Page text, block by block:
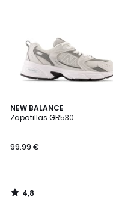
NEW BALANCE
Zapatillas GR530
99.99 €
4,8
/ 5
4,8
/